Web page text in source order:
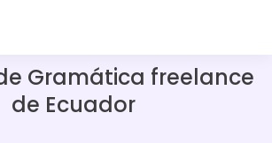
Gramática freelance
de Ecuador